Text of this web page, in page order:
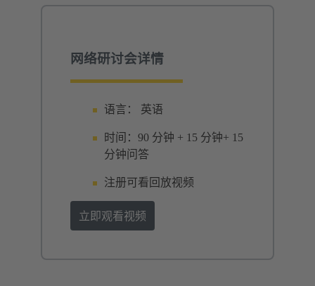
网络研讨会详情
语言： 英语
时间：90 分钟 + 15 分钟+ 15
分钟问答
注册可看回放视频
立即观看视频